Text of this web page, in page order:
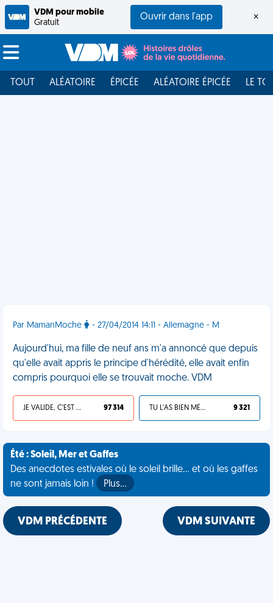
VDM pour mobile
Gratuit
Ouvrir dans l'app ×
TOUT ALÉATOIRE ÉPICÉE ALÉATOIRE ÉPICÉE LE
Par MamanMoche - 27/04/2014 14:11 - Allemagne - M
Aujourd'hui, ma fille de neuf ans m'a annoncé que depuis
qu'elle avait appris le principe d'hérédité, elle avait enfin
compris pourquoi elle se trouvait moche. VDM
JE VALIDE, C'EST UNE VDM 97 314 TU L'AS BIEN MÉRITÉ 9 321
Été : Soleil, Mer et Gaffes
Des anecdotes estivales où le soleil brille... et où les gaffes
ne sont jamais loin !
Plus…
VDM PRÉCÉDENTE VDM SUIVANTE